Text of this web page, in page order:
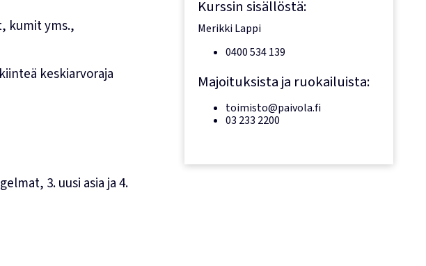
kumit yms.,
keskiarvoraja
3. uusi asia ja 4.
Kurssin sisällöstä:
Merikki Lappi
0400 534 139
Majoituksista ja ruokailuista:
toimisto@paivola.fi
03 233 2200